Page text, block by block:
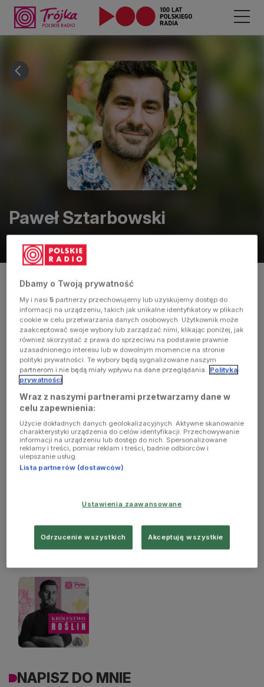
Paweł Sztarbowski
Prowadzący
AUDYCJE
PODCASTY
NAPISZ DO MNIE
Dbamy o Twoją prywatność
My i nasi5 partnerzy przechowujemy lub uzyskujemy dostęp do
informacji na urządzeniu, takich jak unikalne identyfikatory w plikach
cookie w celu przetwarzania danych osobowych. Użytkownik może
zaakceptować swoje wybory lub zarządzać nimi, klikając poniżej, jak
również skorzystać z prawa do sprzeciwu na podstawie prawnie
uzasadnionego interesu lub w dowolnym momencie na stronie
polityki prywatności. Te wybory będą sygnalizowane naszym
partnerom i nie będą miały wpływu na dane przeglądania. Polityka
prywatności
Wraz z naszymi partnerami przetwarzamy dane w
celu zapewnienia:
Użycie dokładnych danych geolokalizacyjnych. Aktywne skanowanie
charakterystyki urządzenia do celów identyfikacji. Przechowywanie
informacji na urządzeniu lub dostęp do nich. Spersonalizowane
reklamy i treści, pomiar reklam i treści, badnie odbiorców i
ulepszanie usług.
Lista partnerów (dostawców)
Ustawienia zaawansowane
Odrzucenie wszystkich Akceptuję wszystkie